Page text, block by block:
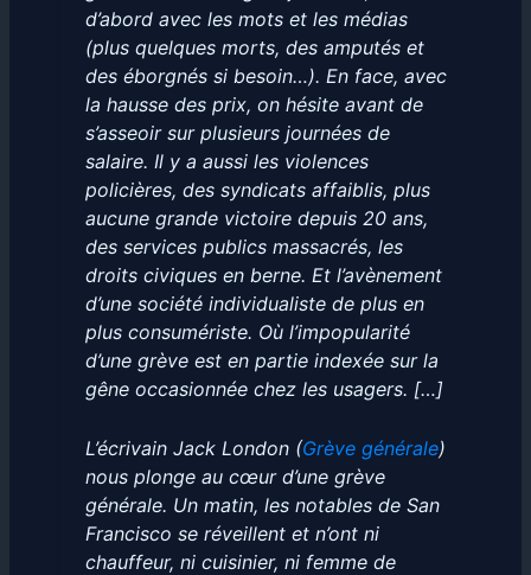
d’abord avec les mots et les médias
(plus quelques morts, des amputés et
des éborgnés si besoin…). En face, avec
la hausse des prix, on hésite avant de
s’asseoir sur plusieurs journées de
salaire. Il y a aussi les violences
policières, des syndicats affaiblis, plus
aucune grande victoire depuis 20 ans,
des services publics massacrés, les
droits civiques en berne. Et l’avènement
d’une société individualiste de plus en
plus consumériste. Où l’impopularité
d’une grève est en partie indexée sur la
gêne occasionnée chez les usagers. […]
L’écrivain Jack London (Grève générale)
nous plonge au cœur d’une grève
générale. Un matin, les notables de San
Francisco se réveillent et n’ont ni
chauffeur, ni cuisinier, ni femme de